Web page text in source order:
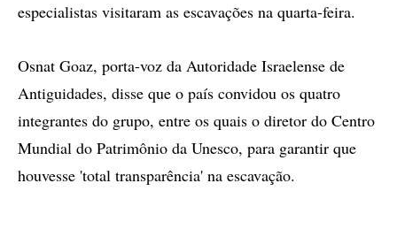
especialistas visitaram as escavações na quarta-feira.
Osnat Goaz, porta-voz da Autoridade Israelense de
Antiguidades, disse que o país convidou os quatro
integrantes do grupo, entre os quais o diretor do Centro
Mundial do Patrimônio da Unesco, para garantir que
houvesse 'total transparência' na escavação.